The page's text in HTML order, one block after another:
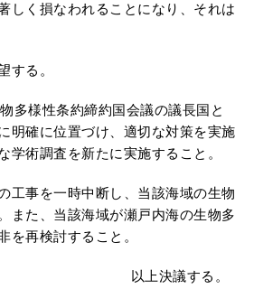
しく損なわれることになり、それは
する。
多様性条約締約国会議の議長国と
明確に位置づけ、適切な対策を実施
術調査を新たに実施すること。
工事を一時中断し、当該海域の生物
また、当該海域が瀬戸内海の生物多
を再検討すること。
以上決議する。